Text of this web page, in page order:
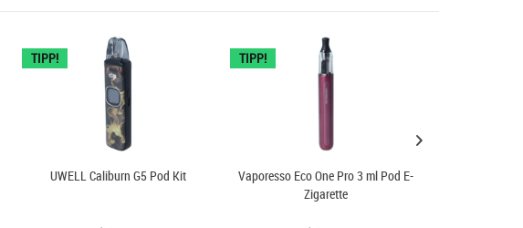
TIPP!
UWELL Caliburn G5 Pod Kit
TIPP!
Vaporesso Eco One Pro 3 ml Pod E-
Zigarette